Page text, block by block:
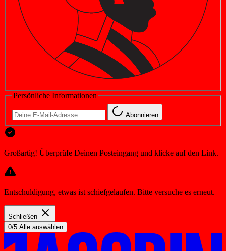
Persönliche Informationen
Abonnieren
Großartig! Überprüfe Deinen Posteingang und klicke auf den Link.
Entschuldigung, etwas ist schiefgelaufen. Bitte versuche es erneut.
Schließen
0/5 Alle auswählen